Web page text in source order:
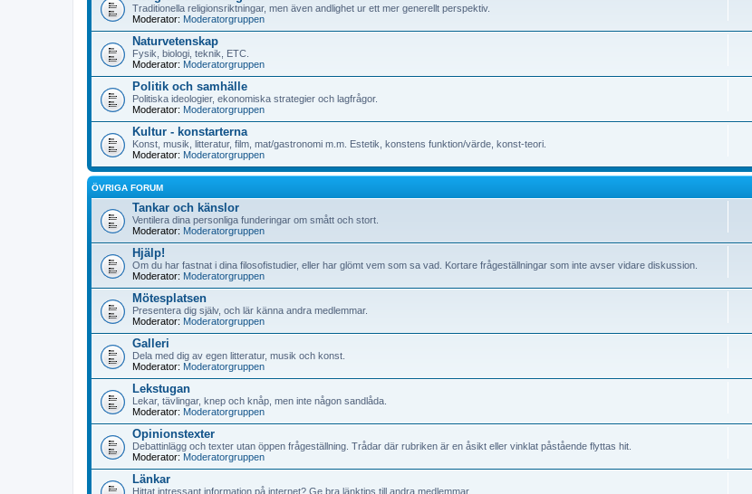
Traditionella religionsriktningar, men även andlighet ur ett mer generellt perspektiv.
Moderator: Moderatorgruppen
Naturvetenskap
Fysik, biologi, teknik, ETC.
Moderator: Moderatorgruppen
Politik och samhälle
Politiska ideologier, ekonomiska strategier och lagfrågor.
Moderator: Moderatorgruppen
Kultur - konstarterna
Konst, musik, litteratur, film, mat/gastronomi m.m. Estetik, konstens funktion/värde, konst-teori.
Moderator: Moderatorgruppen
ÖVRIGA FORUM
Tankar och känslor
Ventilera dina personliga funderingar om smått och stort.
Moderator: Moderatorgruppen
Hjälp!
Om du har fastnat i dina filosofistudier, eller har glömt vem som sa vad. Kortare frågeställningar som inte avser vidare diskussion.
Moderator: Moderatorgruppen
Mötesplatsen
Presentera dig själv, och lär känna andra medlemmar.
Moderator: Moderatorgruppen
Galleri
Dela med dig av egen litteratur, musik och konst.
Moderator: Moderatorgruppen
Lekstugan
Lekar, tävlingar, knep och knåp, men inte någon sandlåda.
Moderator: Moderatorgruppen
Opinionstexter
Debattinlägg och texter utan öppen frågeställning. Trådar där rubriken är en åsikt eller vinklat påstående flyttas hit.
Moderator: Moderatorgruppen
Länkar
Hittat intressant information på internet? Ge bra länktips till andra medlemmar.